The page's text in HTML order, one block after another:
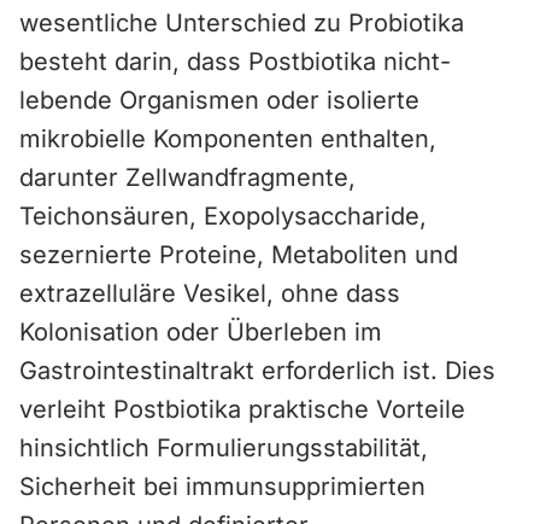
wesentliche Unterschied zu Probiotika
besteht darin, dass Postbiotika nicht-
lebende Organismen oder isolierte
mikrobielle Komponenten enthalten,
darunter Zellwandfragmente,
Teichonsäuren, Exopolysaccharide,
sezernierte Proteine, Metaboliten und
extrazelluläre Vesikel, ohne dass
Kolonisation oder Überleben im
Gastrointestinaltrakt erforderlich ist. Dies
verleiht Postbiotika praktische Vorteile
hinsichtlich Formulierungsstabilität,
Sicherheit bei immunsupprimierten